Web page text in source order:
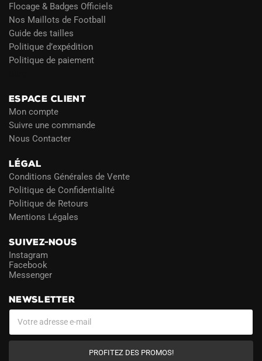
Flocage & Badges Officiels
Nos Maillots de Football
Guide des tailles
Politique d’expédition
Politique de paiement
ESPACE CLIENT
Mon compte
Suivre une commande
Nous Contacter
LÉGAL
Conditions Générales de Vente
Politique de Confidentialité
Politique de Retours
Mentions Légales
SUIVEZ-NOUS
Instagram
Facebook
Messenger
NEWSLETTER
PROFITEZ DES PROMOS!